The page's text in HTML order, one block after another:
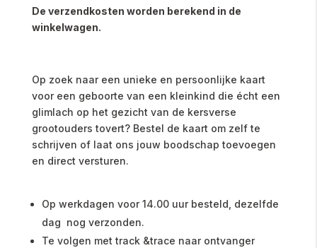
De verzendkosten worden berekend in de
winkelwagen.
Op zoek naar een unieke en persoonlijke kaart
voor een geboorte van een kleinkind die écht een
glimlach op het gezicht van de kersverse
grootouders tovert? Bestel de kaart om zelf te
schrijven of laat ons jouw boodschap toevoegen
en direct versturen.
Op werkdagen voor 14.00 uur besteld, dezelfde
dag nog verzonden.
Te volgen met track &trace naar ontvanger